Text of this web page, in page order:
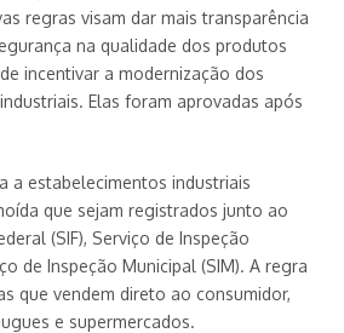
regras visam dar mais transparência
na qualidade dos produtos
incentivar a modernização dos
Elas foram aprovadas após
a estabelecimentos industriais
que sejam registrados junto ao
(SIF), Serviço de Inspeção
de Inspeção Municipal (SIM). A regra
que vendem direto ao consumidor,
e supermercados.